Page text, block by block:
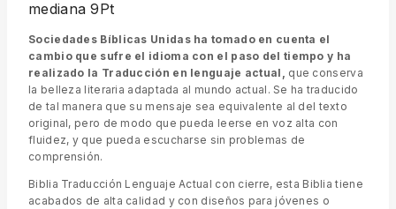
mediana 9Pt
Sociedades Bíblicas Unidas ha tomado en cuenta el
cambio que sufre el idioma con el paso del tiempo y ha
realizado la Traducción en lenguaje actual, que conserva
la belleza literaria adaptada al mundo actual. Se ha traducido
de tal manera que su mensaje sea equivalente al del texto
original, pero de modo que pueda leerse en voz alta con
fluidez, y que pueda escucharse sin problemas de
comprensión.
Biblia Traducción Lenguaje Actual con cierre, esta Biblia tiene
acabados de alta calidad y con diseños para jóvenes o